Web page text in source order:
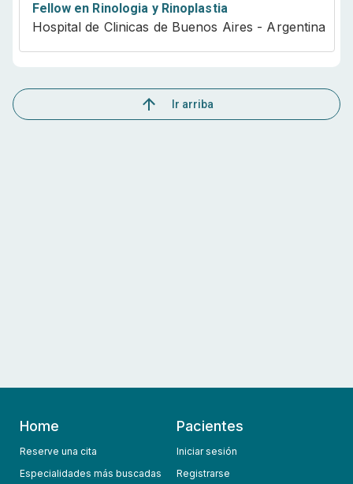
Fellow en Rinologia y Rinoplastia
Hospital de Clinicas de Buenos Aires - Argentina
Ir arriba
Home
Reserve una cita
Especialidades más buscadas
Pacientes
Iniciar sesión
Registrarse